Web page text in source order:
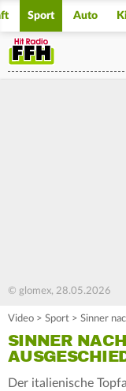
Sport Auto
© glomex, 28.05.2026
Video > Sport > Sinner
SINNER
Der italienische